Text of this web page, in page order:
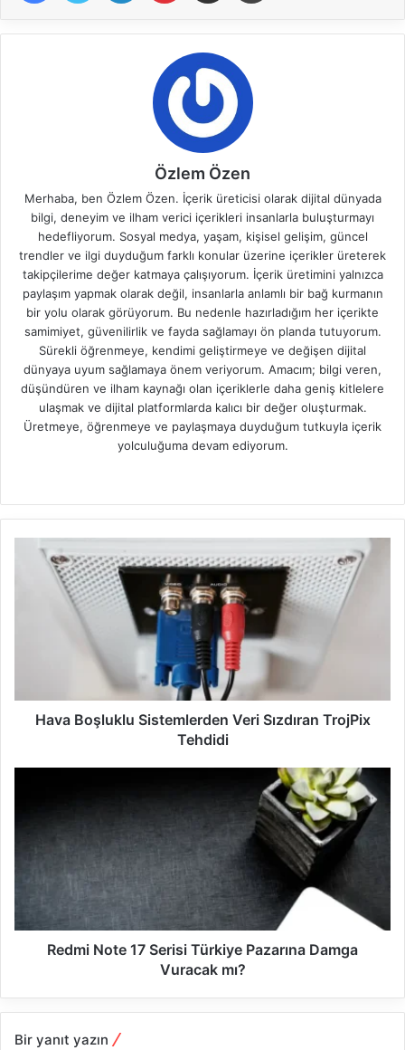
Özlem Özen
Merhaba, ben Özlem Özen. İçerik üreticisi olarak dijital dünyada
bilgi, deneyim ve ilham verici içerikleri insanlarla buluşturmayı
hedefliyorum. Sosyal medya, yaşam, kişisel gelişim, güncel
trendler ve ilgi duyduğum farklı konular üzerine içerikler üreterek
takipçilerime değer katmaya çalışıyorum. İçerik üretimini yalnızca
paylaşım yapmak olarak değil, insanlarla anlamlı bir bağ kurmanın
bir yolu olarak görüyorum. Bu nedenle hazırladığım her içerikte
samimiyet, güvenilirlik ve fayda sağlamayı ön planda tutuyorum.
Sürekli öğrenmeye, kendimi geliştirmeye ve değişen dijital
dünyaya uyum sağlamaya önem veriyorum. Amacım; bilgi veren,
düşündüren ve ilham kaynağı olan içeriklerle daha geniş kitlelere
ulaşmak ve dijital platformlarda kalıcı bir değer oluşturmak.
Üretmeye, öğrenmeye ve paylaşmaya duyduğum tutkuyla içerik
yolculuğuma devam ediyorum.
b
s
i
t
e
i
Hava Boşluklu Sistemlerden Veri Sızdıran TrojPix
Tehdidi
Redmi Note 17 Serisi Türkiye Pazarına Damga
Vuracak mı?
Bir yanıt yazın